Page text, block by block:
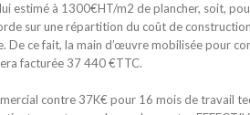
estimé à 1300€HT/m2 de plancher, soit,
sur une répartition du coût de
De ce fait, la main d’œuvre mobilisée pour
facturée 37 440 €TTC.
contre 37K€ pour 16 mois de travail